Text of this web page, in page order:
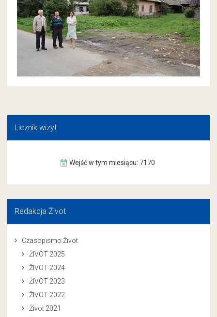
Licznik wizyt
Wejść w tym miesiącu: 7170
Redakcja Život
Czasopismo Život
ŽIVOT 2025
ŽIVOT 2024
ŽIVOT 2023
ŽIVOT 2022
Život 2021